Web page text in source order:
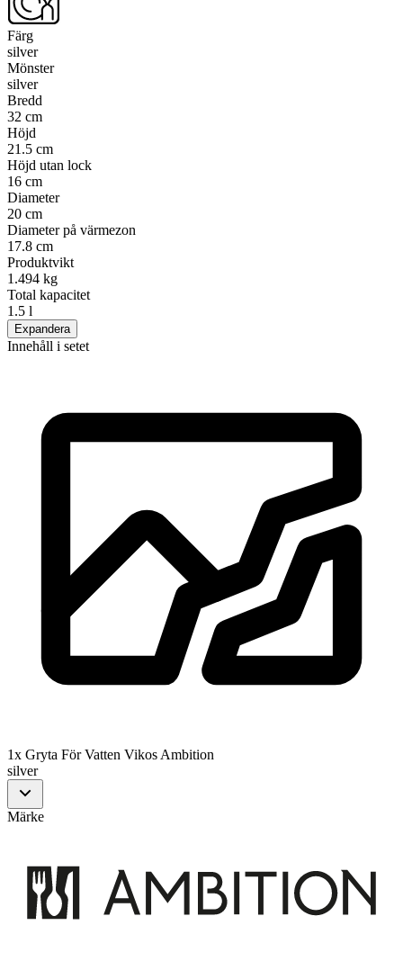
Färg
silver
Mönster
silver
Bredd
32 cm
Höjd
21.5 cm
Höjd utan lock
16 cm
Diameter
20 cm
Diameter på värmezon
17.8 cm
Produktvikt
1.494 kg
Total kapacitet
1.5 l
Expandera
Innehåll i setet
1x Gryta För Vatten Vikos Ambition
silver
Märke